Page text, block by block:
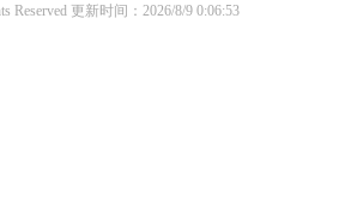
Reserved 更新时间：2026/8/9 0:06:53